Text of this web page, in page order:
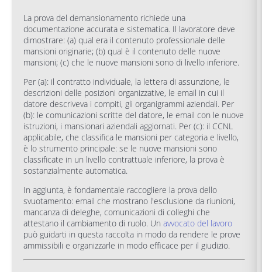
La prova del demansionamento richiede una
documentazione accurata e sistematica. Il lavoratore deve
dimostrare: (a) qual era il contenuto professionale delle
mansioni originarie; (b) qual è il contenuto delle nuove
mansioni; (c) che le nuove mansioni sono di livello inferiore.
Per (a): il contratto individuale, la lettera di assunzione, le
descrizioni delle posizioni organizzative, le email in cui il
datore descriveva i compiti, gli organigrammi aziendali. Per
(b): le comunicazioni scritte del datore, le email con le nuove
istruzioni, i mansionari aziendali aggiornati. Per (c): il CCNL
applicabile, che classifica le mansioni per categoria e livello,
è lo strumento principale: se le nuove mansioni sono
classificate in un livello contrattuale inferiore, la prova è
sostanzialmente automatica.
In aggiunta, è fondamentale raccogliere la prova dello
svuotamento: email che mostrano l'esclusione da riunioni,
mancanza di deleghe, comunicazioni di colleghi che
attestano il cambiamento di ruolo. Un avvocato del lavoro
può guidarti in questa raccolta in modo da rendere le prove
ammissibili e organizzarle in modo efficace per il giudizio.